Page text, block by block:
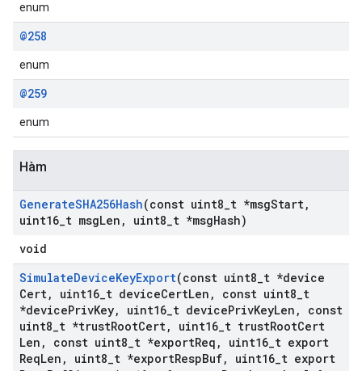
enum
@258
enum
@259
enum
Hàm
GenerateSHA256Hash(const uint8 t *msgStart,
uint16 t msgLen , uint8 t *msgHash)
void
SimulateDeviceKeyExport(const uint8 t *device
Cert, uint16 t deviceCertLen , const uint8 t
*devicePrivKey, uint16 t devicePrivKeyLen ,
const
uint8 t *trustRootCert, uint16 t trustRootCert
Len , const uint8 t *exportReq , uint16 t export
ReqLen , uint8 t *exportRespBuf, uint16 t export